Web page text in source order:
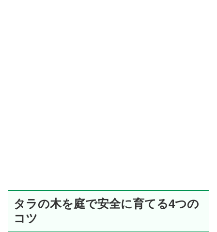
タラの木を庭で安全に育てる4つの
コツ